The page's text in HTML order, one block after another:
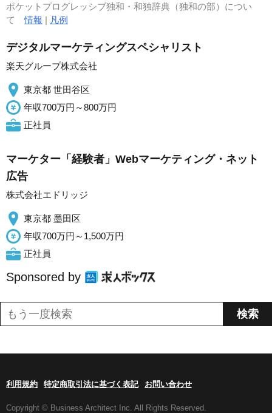
ポケットプログレッシブ独和・和独辞典（独和の部）につい
て情報 | 凡例
デジタルマーケティングスペシャリスト
楽天グループ株式会社
東京都 世田谷区
年収700万円～800万円
正社員
マーケター「経験者」Webマーケティング・ネット
広告
株式会社エドリッジ
東京都 墨田区
年収700万円～1,500万円
正社員
Sponsored by
利用規約 特定商取引法に基づく表記 お問い合わせ
Copyright © Business Architect Inc. All Rights Reserved.